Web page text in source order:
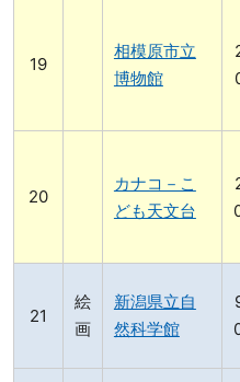
相模原市立
博物館
カナコ－こ
ども天文台
絵
画
新潟県立自
然科学館